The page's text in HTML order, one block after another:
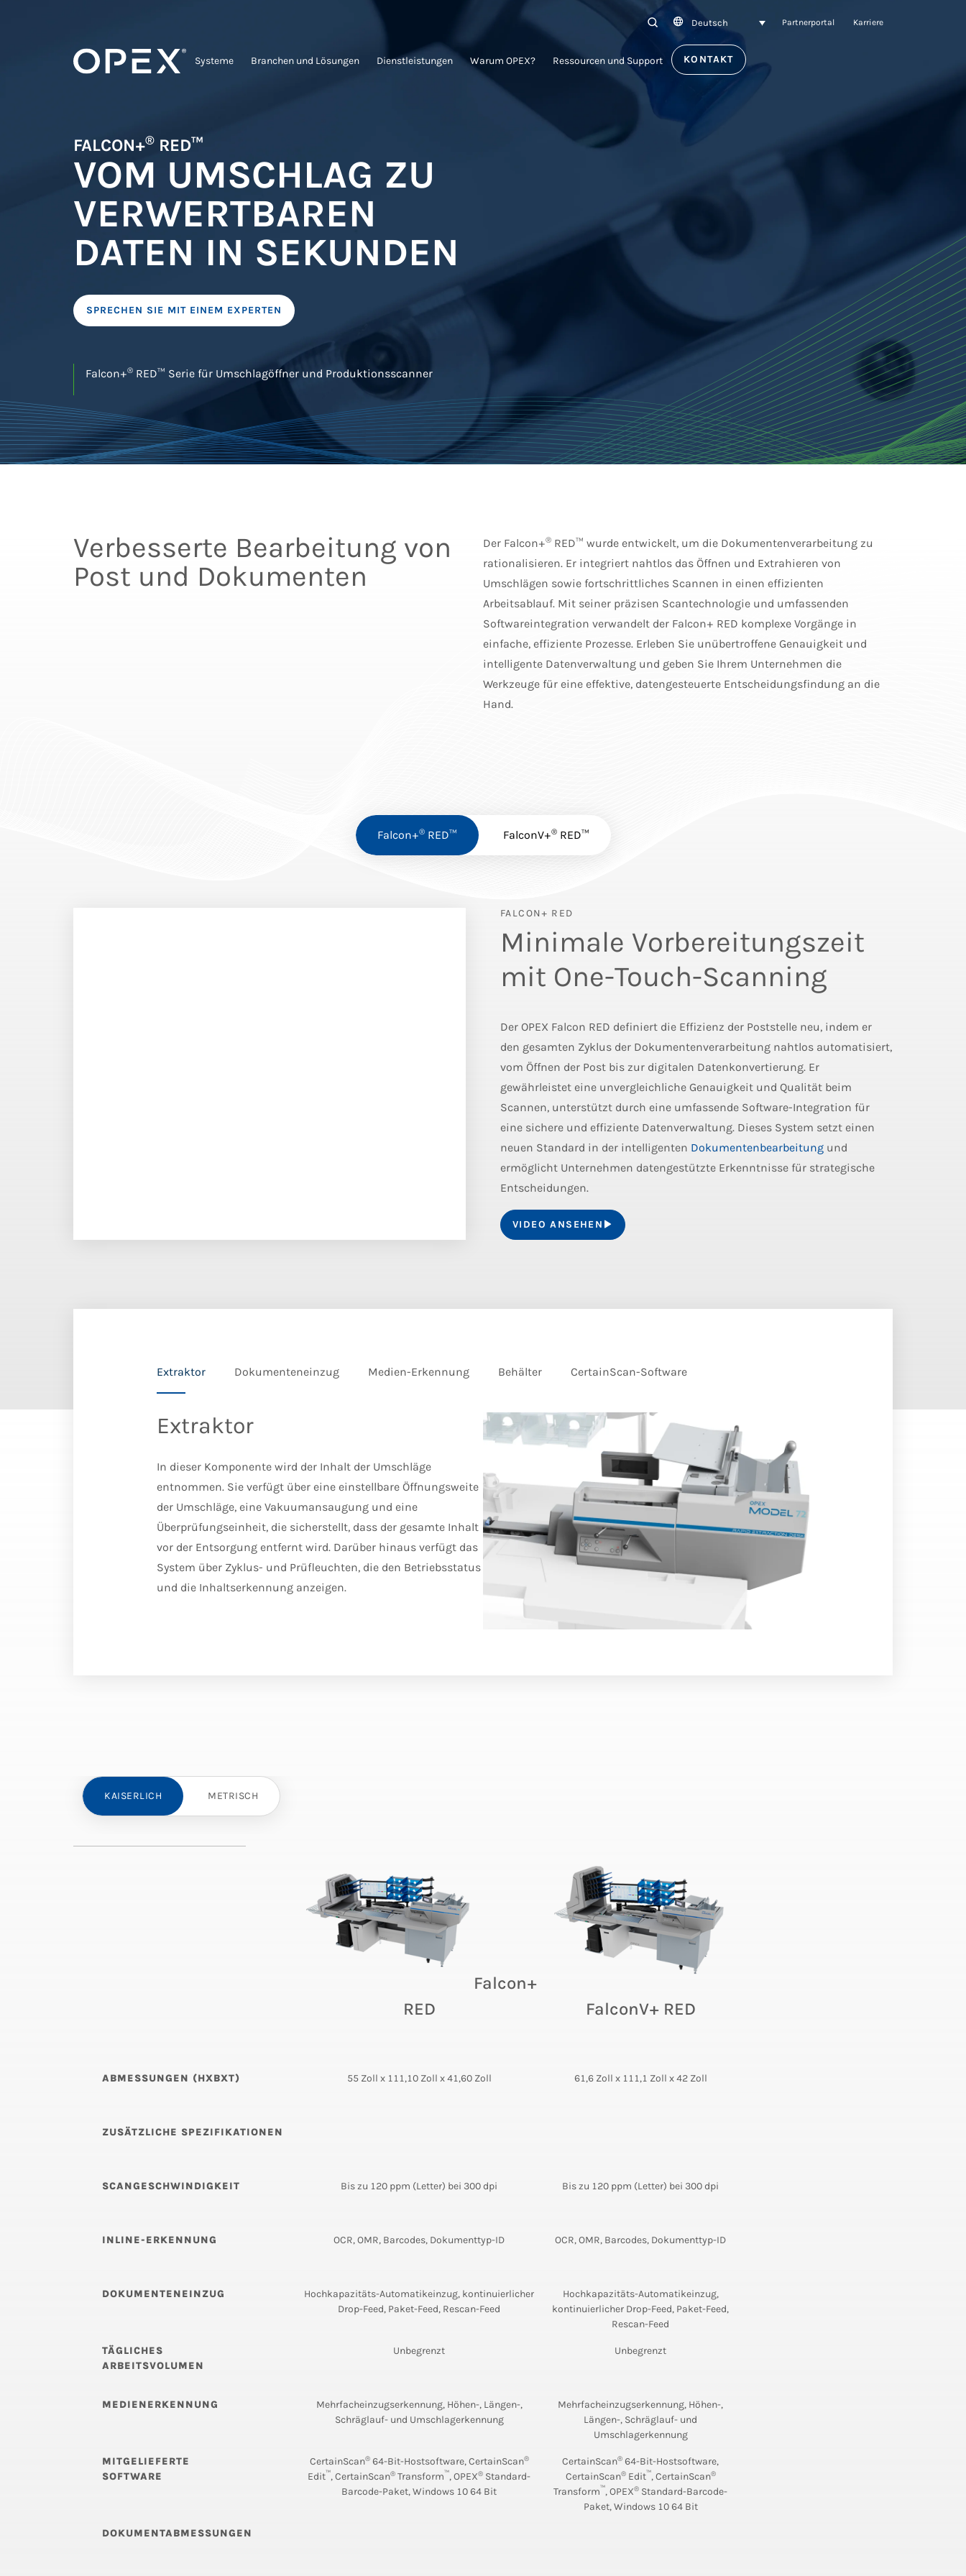
SEARCH
Deutsch Partnerportal Karriere
Systeme Branchen und Lösungen Dienstleistungen Warum OPEX? Ressourcen und Support KONTAKT
FALCON+® RED™
VOM UMSCHLAG ZU
VERWERTBAREN
DATEN IN SEKUNDEN
SPRECHEN SIE MIT EINEM EXPERTEN
Falcon+® RED™ Serie für Umschlagöffner und Produktionsscanner
Verbesserte Bearbeitung von
Post und Dokumenten
Der Falcon+® RED™ wurde entwickelt, um die Dokumentenverarbeitung zu
rationalisieren. Er integriert nahtlos das Öffnen und Extrahieren von
Umschlägen sowie fortschrittliches Scannen in einen effizienten
Arbeitsablauf. Mit seiner präzisen Scantechnologie und umfassenden
Softwareintegration verwandelt der Falcon+ RED komplexe Vorgänge in
einfache, effiziente Prozesse. Erleben Sie unübertroffene Genauigkeit und
intelligente Datenverwaltung und geben Sie Ihrem Unternehmen die
Werkzeuge für eine effektive, datengesteuerte Entscheidungsfindung an die
Hand.
Falcon+®RED™ FalconV+®RED™
FALCON+ RED
Minimale Vorbereitungszeit
mit One-Touch-Scanning
Der OPEX Falcon RED definiert die Effizienz der Poststelle neu, indem er
den gesamten Zyklus der Dokumentenverarbeitung nahtlos automatisiert,
vom Öffnen der Post bis zur digitalen Datenkonvertierung. Er
gewährleistet eine unvergleichliche Genauigkeit und Qualität beim
Scannen, unterstützt durch eine umfassende Software-Integration für
eine sichere und effiziente Datenverwaltung. Dieses System setzt einen
neuen Standard in der intelligenten Dokumentenbearbeitung und
ermöglicht Unternehmen datengestützte Erkenntnisse für strategische
Entscheidungen.
VIDEO ANSEHEN
Extraktor Dokumenteneinzug Medien-Erkennung Behälter CertainScan-Software
Extraktor
In dieser Komponente wird der Inhalt der Umschläge
entnommen. Sie verfügt über eine einstellbare Öffnungsweite
der Umschläge, eine Vakuumansaugung und eine
Überprüfungseinheit, die sicherstellt, dass der gesamte Inhalt
vor der Entsorgung entfernt wird. Darüber hinaus verfügt das
System über Zyklus- und Prüfleuchten, die den Betriebsstatus
und die Inhaltserkennung anzeigen.
KAISERLICH METRISCH
Falcon+
RED
FalconV+ RED
ABMESSUNGEN (HXBXT) 55 Zoll x 111,10 Zoll x 41,60 Zoll 61,6 Zoll x 111,1 Zoll x 42 Zoll
ZUSÄTZLICHE SPEZIFIKATIONEN
SCANGESCHWINDIGKEIT Bis zu 120 ppm (Letter) bei 300 dpi Bis zu 120 ppm (Letter) bei 300 dpi
INLINE-ERKENNUNG OCR, OMR, Barcodes, Dokumenttyp-ID OCR, OMR, Barcodes, Dokumenttyp-ID
DOKUMENTENEINZUG
Hochkapazitäts-Automatikeinzug, kontinuierlicher
Drop-Feed, Paket-Feed, Rescan-Feed
Hochkapazitäts-Automatikeinzug,
kontinuierlicher Drop-Feed, Paket-Feed,
Rescan-Feed
TÄGLICHES
ARBEITSVOLUMEN
Unbegrenzt Unbegrenzt
MEDIENERKENNUNG
Mehrfacheinzugserkennung, Höhen-, Längen-,
Schräglauf- und Umschlagerkennung
Mehrfacheinzugserkennung, Höhen-,
Längen-, Schräglauf- und
Umschlagerkennung
MITGELIEFERTE
SOFTWARE
CertainScan®64-Bit-Hostsoftware, CertainScan®
Edit™, CertainScan® Transform™, OPEX® Standard-
Barcode-Paket, Windows 10 64 Bit
CertainScan® 64-Bit-Hostsoftware,
CertainScan®Edit™, CertainScan®
Transform™, OPEX® Standard-Barcode-
Paket, Windows 10 64 Bit
DOKUMENTABMESSUNGEN